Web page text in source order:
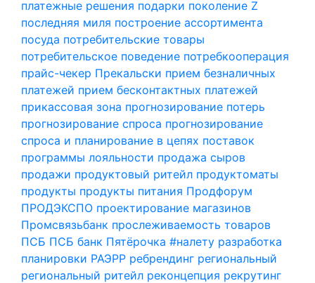
платежные решения подарки поколение Z
последняя миля построение ассортимента
посуда потребительские товары
потребительское поведение потребкооперация
прайс-чекер Прекальски прием безналичных
платежей прием бесконтактных платежей
прикассовая зона прогнозирование потерь
прогнозирование спроса прогнозирование
спроса и планирование в цепях поставок
программы лояльности продажа сыров
продажи продуктовый ритейл продуктоматы
продукты продукты питания Продфорум
ПРОДЭКСПО проектирование магазинов
Промсвязьбанк прослеживаемость товаров
ПСБ ПСБ банк Пятёрочка #налету разработка
планировки РАЭРР ребрендинг региональный
региональный ритейл реконцепция рекрутинг